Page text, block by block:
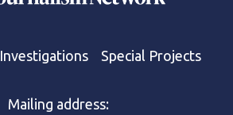
Investigations Special Projects
Mailing address: